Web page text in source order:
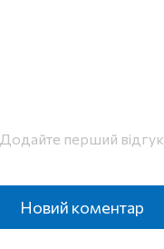
Додайте перший відгук
Новий коментар